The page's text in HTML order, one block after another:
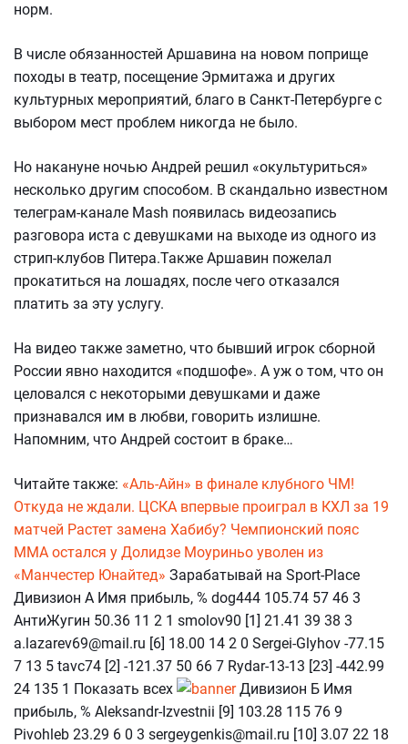
норм.
В числе обязанностей Аршавина на новом поприще
походы в театр, посещение Эрмитажа и других
культурных мероприятий, благо в Санкт-Петербурге с
выбором мест проблем никогда не было.
Но накануне ночью Андрей решил «окультуриться»
несколько другим способом. В скандально известном
телеграм-канале Mash появилась видеозапись
разговора иста с девушками на выходе из одного из
стрип-клубов Питера.Также Аршавин пожелал
прокатиться на лошадях, после чего отказался
платить за эту услугу.
На видео также заметно, что бывший игрок сборной
России явно находится «подшофе». А уж о том, что он
целовался с некоторыми девушками и даже
признавался им в любви, говорить излишне.
Напомним, что Андрей состоит в браке…
Читайте также: «Аль-Айн» в финале клубного ЧМ!
Откуда не ждали. ЦСКА впервые проиграл в КХЛ за 19
матчей Растет замена Хабибу? Чемпионский пояс
ММА остался у Долидзе Моуриньо уволен из
«Манчестер Юнайтед» Зарабатывай на Sport-Place
Дивизион А Имя прибыль, % dog444 105.74 57 46 3
АнтиЖугин 50.36 11 2 1 smolov90 [1] 21.41 39 38 3
a.lazarev69@mail.ru [6] 18.00 14 2 0 Sergei-Glyhov -77.15
7 13 5 tavc74 [2] -121.37 50 66 7 Rydar-13-13 [23] -442.99
24 135 1 Показать всех
Дивизион Б Имя
прибыль, % Aleksandr-Izvestnii [9] 103.28 115 76 9
Pivohleb 23.29 6 0 3 sergeygenkis@mail.ru [10] 3.07 22 18